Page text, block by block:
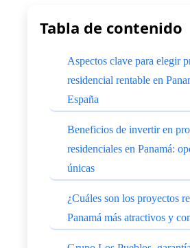
Tabla de contenido
Aspectos clave para elegir
residencial rentable en
España
Beneficios de invertir en
residenciales en Panamá:
únicas
¿Cuáles son los proyectos
Panamá más atractivos y